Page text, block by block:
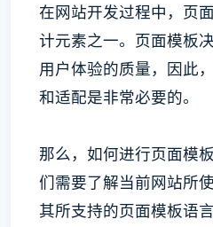
在网站开发过程中，页
计元素之一。页面模板
用户体验的质量，因此
和适配是非常必要的。
那么，如何进行页面模
们需要了解当前网站所
其所支持的页面模板语